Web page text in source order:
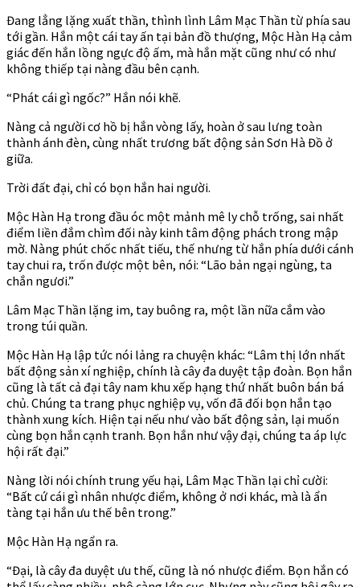
Đang lẳng lặng xuất thần, thình lình Lâm Mạc Thần từ phía sau
tới gần. Hắn một cái tay ấn tại bản đồ thượng, Mộc Hàn Hạ cảm
giác đến hắn lồng ngực độ ấm, mà hắn mặt cũng như có như
không thiếp tại nàng đầu bên cạnh.
“Phát cái gì ngốc?” Hắn nói khẽ.
Nàng cả người cơ hồ bị hắn vòng lấy, hoàn ở sau lưng toàn
thành ánh đèn, cùng nhất trương bất động sản Sơn Hà Đồ ở
giữa.
Trời đất đại, chỉ có bọn hắn hai người.
Mộc Hàn Hạ trong đầu óc một mảnh mê ly chỗ trống, sai nhất
điểm liền đắm chìm đối này kinh tâm động phách trong mập
mờ. Nàng phút chốc nhất tiếu, thế nhưng từ hắn phía dưới cánh
tay chui ra, trốn được một bên, nói: “Lão bản ngại ngùng, ta
chắn ngươi.”
Lâm Mạc Thần lặng im, tay buông ra, một lần nữa cắm vào
trong túi quần.
Mộc Hàn Hạ lập tức nói lảng ra chuyện khác: “Lâm thị lớn nhất
bất động sản xí nghiệp, chính là cây đa duyệt tập đoàn. Bọn hắn
cũng là tất cả đại tây nam khu xếp hạng thứ nhất buôn bán bá
chủ. Chúng ta trang phục nghiệp vụ, vốn đã đối bọn hắn tạo
thành xung kích. Hiện tại nếu như vào bất động sản, lại muốn
cùng bọn hắn cạnh tranh. Bọn hắn như vậy đại, chúng ta áp lực
hội rất đại.”
Nàng lời nói chính trung yếu hại, Lâm Mạc Thần lại chỉ cười:
“Bất cứ cái gì nhân nhược điểm, không ở nơi khác, mà là ẩn
tàng tại hắn ưu thế bên trong.”
Mộc Hàn Hạ ngẩn ra.
“Đại, là cây đa duyệt ưu thế, cũng là nó nhược điểm. Bọn hắn có